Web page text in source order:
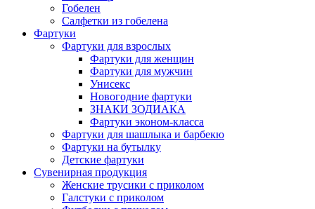
Гобелен
Салфетки из гобелена
Фартуки
Фартуки для взрослых
Фартуки для женщин
Фартуки для мужчин
Унисекс
Новогодние фартуки
ЗНАКИ ЗОДИАКА
Фартуки эконом-класса
Фартуки для шашлыка и барбекю
Фартуки на бутылку
Детские фартуки
Сувенирная продукция
Женские трусики с приколом
Галстуки с приколом